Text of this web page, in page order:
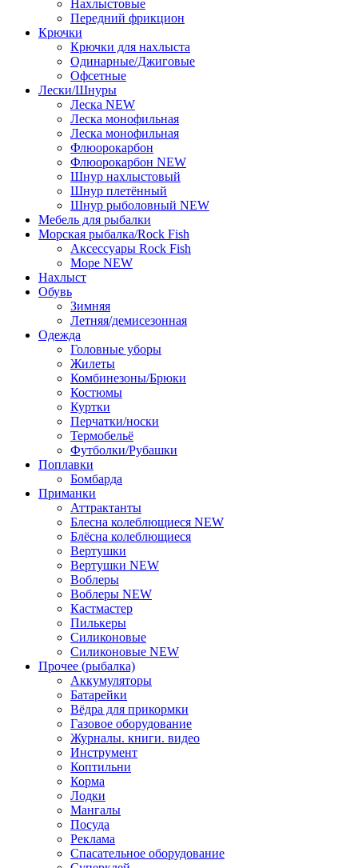
Нахлыстовые
Передний фрикцион
Крючки
Крючки для нахлыста
Одинарные/Джиговые
Офсетные
Лески/Шнуры
Леска NEW
Леска монофильная
Леска монофильная
Флюорокарбон
Флюорокарбон NEW
Шнур нахлыстовый
Шнур плетённый
Шнур рыболовный NEW
Мебель для рыбалки
Морская рыбалка/Rock Fish
Аксессуары Rock Fish
Море NEW
Нахлыст
Обувь
Зимняя
Летняя/демисезонная
Одежда
Головные уборы
Жилеты
Комбинезоны/Брюки
Костюмы
Куртки
Перчатки/носки
Термобельё
Футболки/Рубашки
Поплавки
Бомбарда
Приманки
Аттрактанты
Блеснa колеблющиеся NEW
Блёсна колеблющиеся
Вертушки
Вертушки NEW
Воблеры
Воблеры NEW
Кастмастер
Пилькеры
Силиконовые
Силиконовые NEW
Прочее (рыбалка)
Аккумуляторы
Батарейки
Вёдра для прикормки
Газовое оборудование
Журналы. книги. видео
Инструмент
Коптильни
Корма
Лодки
Мангалы
Посуда
Реклама
Спасательное оборудование